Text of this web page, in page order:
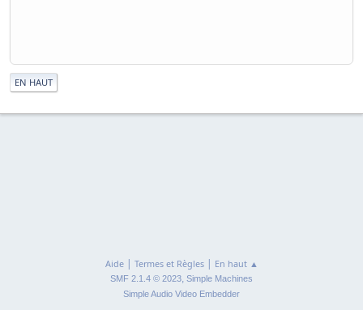
EN HAUT
Aide| Termes et Règles| En haut ▲
SMF 2.1.4 © 2023, Simple Machines
Simple Audio Video Embedder